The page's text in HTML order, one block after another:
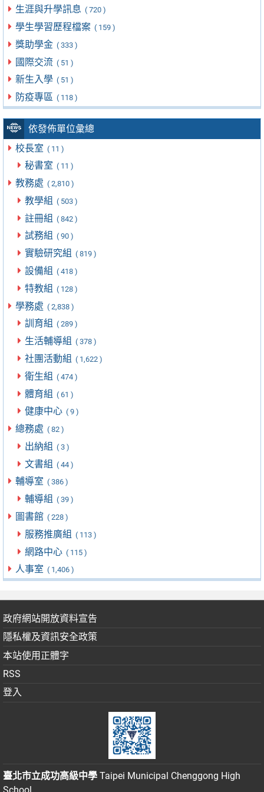
生涯與升學訊息 ( 720 )
學生學習歷程檔案 ( 159 )
獎助學金 ( 333 )
國際交流 ( 51 )
新生入學 ( 51 )
防疫專區 ( 118 )
依發佈單位彙總
校長室 ( 11 )
秘書室 ( 11 )
教務處 ( 2,810 )
教學組 ( 503 )
註冊組 ( 842 )
試務組 ( 90 )
實驗研究組 ( 819 )
設備組 ( 418 )
特教組 ( 128 )
學務處 ( 2,838 )
訓育組 ( 289 )
生活輔導組 ( 378 )
社團活動組 ( 1,622 )
衛生組 ( 474 )
體育組 ( 61 )
健康中心 ( 9 )
總務處 ( 82 )
出納組 ( 3 )
文書組 ( 44 )
輔導室 ( 386 )
輔導組 ( 39 )
圖書館 ( 228 )
服務推廣組 ( 113 )
網路中心 ( 115 )
人事室 ( 1,406 )
政府網站開放資料宣告
隱私權及資訊安全政策
本站使用正體字
RSS
登入
臺北市立成功高級中學 Taipei Municipal Chenggong High
School